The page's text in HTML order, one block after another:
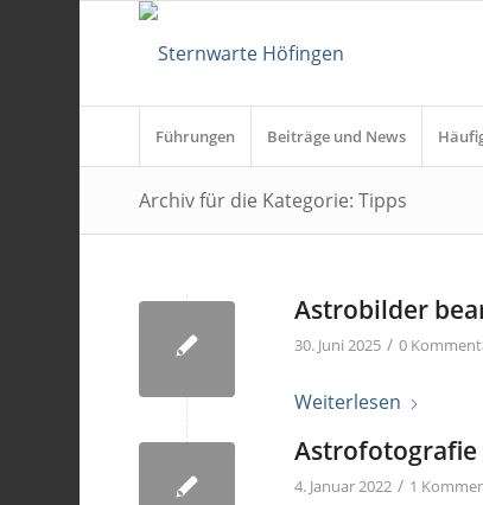
Führungen Beiträge und News
Archiv für die Kategorie: Tipps
Astrobilder
30. Juni 2025 / 0
Weiterlesen
Astrofotografie
4. Januar 2022 / 1